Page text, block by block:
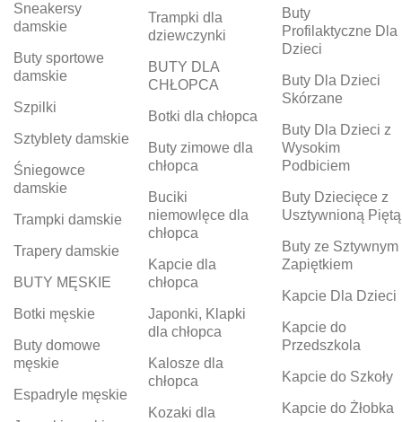
Sneakersy
damskie
Buty sportowe
damskie
Szpilki
Sztyblety damskie
Śniegowce
damskie
Trampki damskie
Trapery damskie
BUTY MĘSKIE
Botki męskie
Buty domowe
męskie
Espadryle męskie
Trampki dla
dziewczynki
BUTY DLA
CHŁOPCA
Botki dla chłopca
Buty zimowe dla
chłopca
Buciki
niemowlęce dla
chłopca
Kapcie dla
chłopca
Japonki, Klapki
dla chłopca
Kalosze dla
chłopca
Kozaki dla
Buty
Profilaktyczne Dla
Dzieci
Buty Dla Dzieci
Skórzane
Buty Dla Dzieci z
Wysokim
Podbiciem
Buty Dziecięce z
Usztywnioną Piętą
Buty ze Sztywnym
Zapiętkiem
Kapcie Dla Dzieci
Kapcie do
Przedszkola
Kapcie do Szkoły
Kapcie do Żłobka